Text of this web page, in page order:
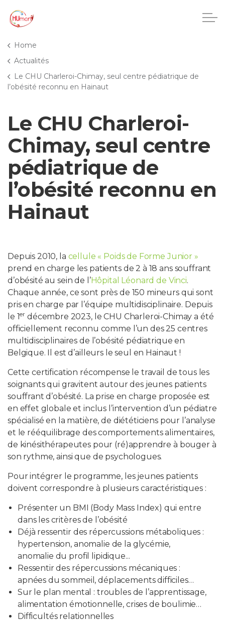
CHU Charleroi-Chimay
Crèches
Pôle enfance et adolescence
Projets IA
HUmani
PROFESSIONNELS DE LA SANTÉ
JOBS ET STAGES
AUDITOIRES
RGPD
071 92 11 11
Home
Actualités
Le CHU Charleroi-Chimay, seul centre pédiatrique de
l’obésité reconnu en Hainaut
Le CHU Charleroi-
Chimay, seul centre
pédiatrique de
l’obésité reconnu en
Hainaut
Depuis 2010, la cellule « Poids de Forme Junior »
prend en charge les patients de 2 à 18 ans souffrant
d’obésité au sein de l’Hôpital Léonard de Vinci.
Chaque année, ce sont près de 150 mineurs qui sont
pris en charge par l’équipe multidisciplinaire. Depuis
le 1er décembre 2023, le CHU Charleroi-Chimay a été
officiellement reconnu comme l’un des 25 centres
multidisciplinaires de l’obésité pédiatrique en
Belgique. Il est d’ailleurs le seul en Hainaut !
Cette certification récompense le travail de tous les
soignants qui gravitent autour des jeunes patients
souffrant d’obésité. La prise en charge proposée est
en effet globale et inclus l’intervention d’un pédiatre
spécialisé en la matière, de diététiciens pour l’analyse
et le rééquilibrage des comportements alimentaires,
de kinésithérapeutes pour (ré)apprendre à bouger à
son rythme, ainsi que de psychologues.
Pour intégrer le programme, les jeunes patients
doivent correspondre à plusieurs caractéristiques :
Présenter un BMI (Body Mass Index) qui entre
dans les critères de l’obésité
Déjà ressentir des répercussions métaboliques :
hypertension, anomalie de la glycémie,
anomalie du profil lipidique...
Ressentir des répercussions mécaniques :
apnées du sommeil, déplacements difficiles…
Sur le plan mental : troubles de l’apprentissage,
alimentation émotionnelle, crises de boulimie…
Difficultés relationnelles